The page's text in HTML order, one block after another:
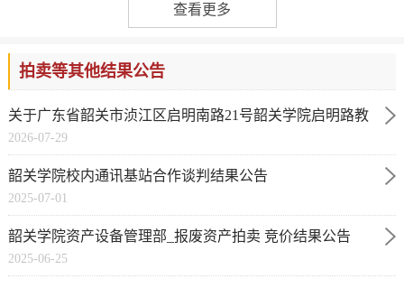
查看更多
拍卖等其他结果公告
关于广东省韶关市浈江区启明南路21号韶关学院启明路教
工宿舍B 栋-3号商铺等4项物业租赁权拍卖结果公告（第五
次）
2026-07-29
韶关学院校内通讯基站合作谈判结果公告
2025-07-01
韶关学院资产设备管理部_报废资产拍卖 竞价结果公告
(JJ25061112570413)
2025-06-25